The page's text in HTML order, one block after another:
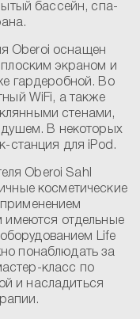
бассейн, спа-
Oberoi оснащен
экраном и
гардеробной. Во
WiFi, а также
стенами,
В некоторых
станция для iPod.
Oberoi Sahl
косметические
отдельные
Life
понаблюдать за
класс по
и насладиться